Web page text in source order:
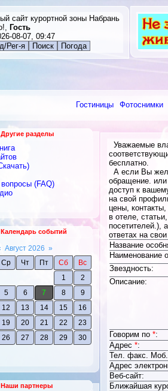
сайт курортной зоны Набрань
Гость
08-07, 09:47
Рег-я Поиск Погода
Гостиницы Фотоснимки
Другие разделы
(FAQ)
Календарь событий
Август 2026 »
Ср Чт Пт Сб
Вс
1
2
5 6 7 8
9
12 13 14 15
16
19 20 21 22
23
26 27 28 29
30
Наши партнеры
Уважаемые
бесплатно.
А если Вы
обращение.
доступ к
на свой
цены,
в отеле,
посетителей.),
ответах на
Название
Наименование
Звездность:
Описание:
Говорим по *:
Адрес *:
Тел. факс. Моб.
Адрес
Веб-сайт:
Ближайшая